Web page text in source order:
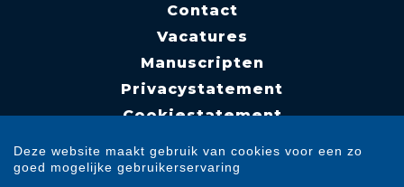
Contact
Vacatures
Manuscripten
Privacystatement
Cookiestatement
Deze website maakt gebruik van cookies voor een zo
goed mogelijke gebruikerservaring